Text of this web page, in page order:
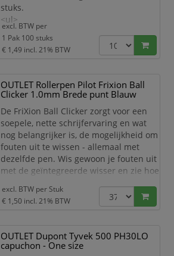
stuks.
<ul>
<li>geel</li>
</ul>
excl. BTW per
1 Pak 100 stuks
€ 1,49 incl. 21% BTW
OUTLET Rollerpen Pilot Frixion Ball
Clicker 1.0mm Brede punt Blauw
De FriXion Ball Clicker zorgt voor een
soepele, nette schrijfervaring en wat
nog belangrijker is, de mogelijkheid om
fouten uit te wissen - allemaal met
dezelfde pen. Wis gewoon je fouten uit
met de geïntegreerde wisser en zie hoe
unieke gel-inkt reageert op de warmte
die ontstaat door het wissen, en laat je
schrijven.
Navulbaar dus goed voor het
excl. BTW per Stuk
€ 1,50 incl. 21% BTW
OUTLET Dupont Tyvek 500 PH30LO
capuchon - One size